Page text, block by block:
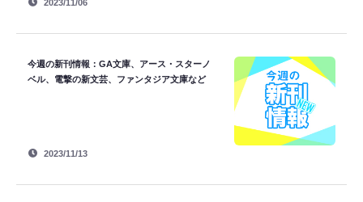
2023/11/06
今週の新刊情報：GA文庫、アース・スターノ
ベル、電撃の新文芸、ファンタジア文庫など
2023/11/13